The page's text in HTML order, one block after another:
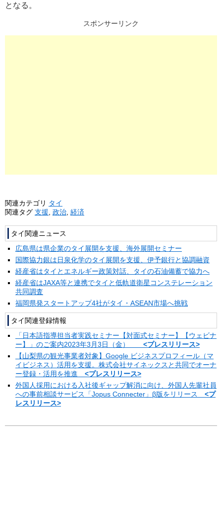
となる。
スポンサーリンク
関連カテゴリ タイ
関連タグ 支援 政治 経済
タイ関連ニュース
広島県は県企業のタイ展開を支援、海外展開セミナー
国際協力銀は日泉化学のタイ展開を支援、伊予銀行と協調融資
経産省はタイとエネルギー政策対話、タイの石油備蓄で協力へ
経産省はJAXA等と連携でタイと低軌道衛星コンステレーション
共同調査
福岡県発スタートアップ4社がタイ・ASEAN市場へ挑戦
タイ関連登録情報
「日本語指導担当者実践セミナー【対面式セミナー】【ウェビナ
ー】」のご案内2023年3月3日（金） <プレスリリース>
【山梨県の観光事業者対象】Google ビジネスプロフィール（マ
イビジネス）活用を支援。株式会社サイネックスと共同でオーナ
ー登録・活用を推進 <プレスリリース>
外国人採用における入社後ギャップ解消に向け、外国人先輩社員
への事前相談サービス「Jopus Connecter」β版をリリース <プ
レスリリース>